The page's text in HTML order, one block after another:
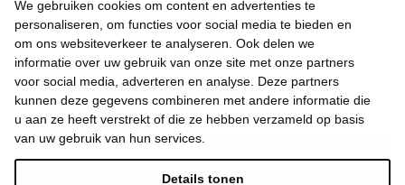
We gebruiken cookies om content en advertenties te
personaliseren, om functies voor social media te bieden en
om ons websiteverkeer te analyseren. Ook delen we
informatie over uw gebruik van onze site met onze partners
voor social media, adverteren en analyse. Deze partners
kunnen deze gegevens combineren met andere informatie die
u aan ze heeft verstrekt of die ze hebben verzameld op basis
van uw gebruik van hun services.
Details tonen
Snel
Over de beweging
Algemeen
Laatste nieuws